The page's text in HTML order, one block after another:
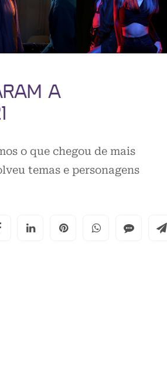
A
o que chegou de mais
temas e personagens